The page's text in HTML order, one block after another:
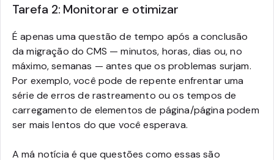
Tarefa 2: Monitorar e otimizar
É apenas uma questão de tempo após a conclusão
da migração do CMS — minutos, horas, dias ou, no
máximo, semanas — antes que os problemas surjam.
Por exemplo, você pode de repente enfrentar uma
série de erros de rastreamento ou os tempos de
carregamento de elementos de página/página podem
ser mais lentos do que você esperava.
A má notícia é que questões como essas são